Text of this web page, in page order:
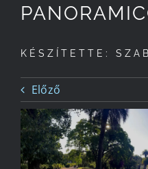
Történetünk
Kapcsolat
KÉSZÍTETTE:
Előző